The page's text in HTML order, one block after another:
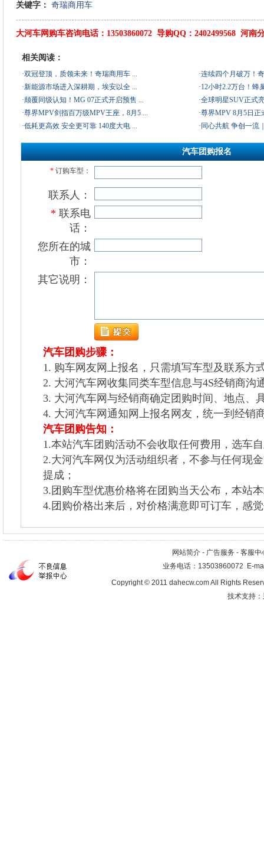
关键字： 奇瑞商用车
大河车网购车咨询电话：13503860072 导购QQ：2402499568 河南
相关阅读：
·双冠登顶，质领未来！奇瑞商用车 ... ·连续四个月破万！
·新能源市场进入深耕期，埃安以全 ... ·12小时2.2万台！蜂
·颠覆同级认知！MG 07正式开启预售 ... ·全球明星SUV正式
·尊界MPV剑指百万级MPV王座，8月5 ... ·尊界MPV 8月5日正
·低耗更高效 安全更可靠 140度大电 ... · 同心共航 争创一流
汽车团购报名
* 订购车型：
联系人 ：
* 联系电
话 ：
您所在的城
市：
其它说明：
汽车团购步骤：
1. 购车网友网上报名，只需填写车型及联系方
2. 大河汽车网收集同类车型信息与4S经销商沟
3. 大河汽车网与经销商确定团购时间、地点、
4. 大河汽车网通知网上报名网友，统一到经销
汽车团购告知：
1.本站汽车团购活动不会收取任何费用，选车
2.大河汽车网仅为活动组织者，不参与任何现
提成；
3.团购车型优惠价格将在团购当天公布，本站
4.团购价格出来后，对价格满意即可订车，感
网站简介 - 广告服务 - 客服中
业务电话：13503860072 E-
Copyright © 2011 dahecw.com All Rights
技术支持：